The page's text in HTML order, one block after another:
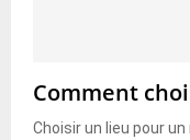
Comment
Choisir un lieu pour